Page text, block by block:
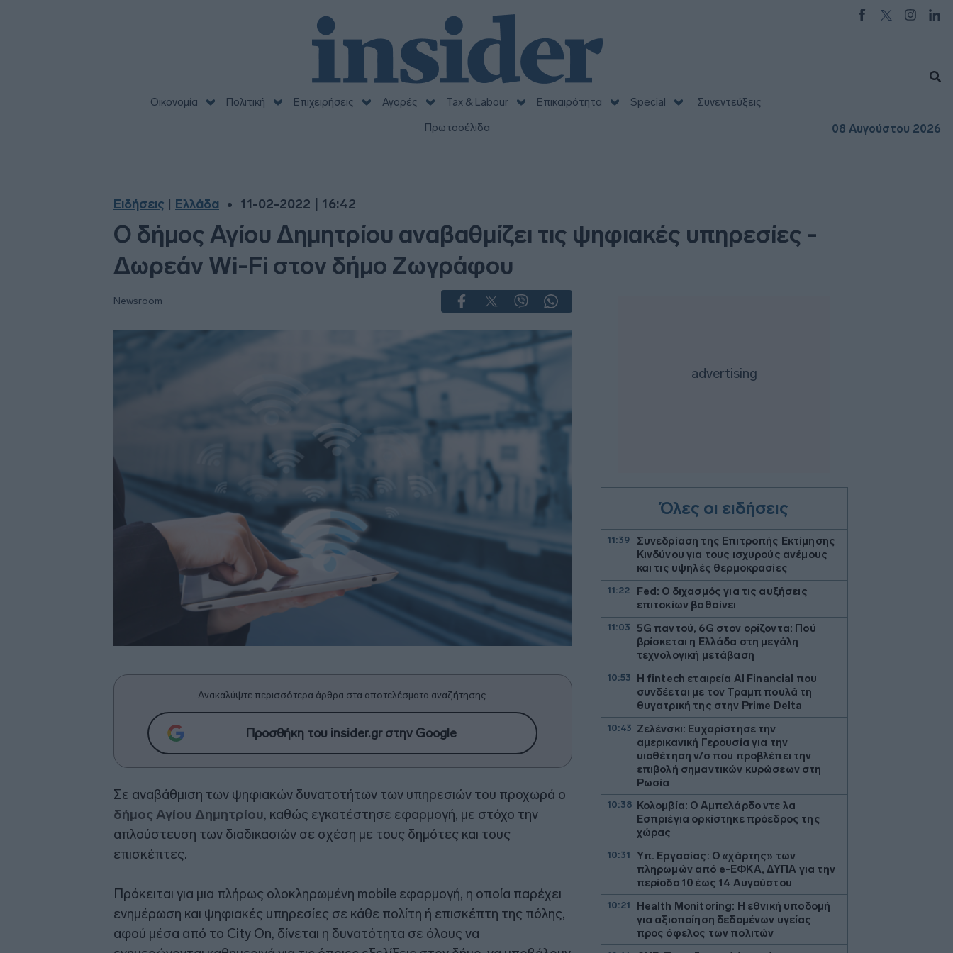
Οικονομία Πολιτική Επιχειρήσεις Αγορές Tax & Labour Επικαιρότητα Special
Συνεντεύξεις
Πρωτοσέλιδα
08 Αυγούστου 2026
Ειδήσεις Ελλάδα 11-02-2022 | 16:42
Ο δήμος Αγίου Δημητρίου αναβαθμίζει τις ψηφιακές υπηρεσίες -
Δωρεάν Wi-Fi στον δήμο Ζωγράφου
Newsroom
Ανακαλύψτε περισσότερα άρθρα στα αποτελέσματα αναζήτησης.
Προσθήκη του insider.gr στην Google
Σε αναβάθμιση των ψηφιακών δυνατοτήτων των υπηρεσιών του προχωρά ο
δήμος Αγίου Δημητρίου, καθώς εγκατέστησε εφαρμογή, με στόχο την
απλούστευση των διαδικασιών σε σχέση με τους δημότες και τους
επισκέπτες.
Πρόκειται για μια πλήρως ολοκληρωμένη mobile εφαρμογή, η οποία παρέχει
ενημέρωση και ψηφιακές υπηρεσίες σε κάθε πολίτη ή επισκέπτη της πόλης,
αφού μέσα από το City On, δίνεται η δυνατότητα σε όλους να
Όλες οι ειδήσεις
11:39
Συνεδρίαση της Επιτροπής Εκτίμησης
Κινδύνου για τους ισχυρούς ανέμους
και τις υψηλές θερμοκρασίες
11:22
Fed: Ο διχασμός για τις αυξήσεις
επιτοκίων βαθαίνει
11:03
5G παντού, 6G στον ορίζοντα: Πού
βρίσκεται η Ελλάδα στη μεγάλη
τεχνολογική μετάβαση
10:53
Η fintech εταιρεία AI Financial που
συνδέεται με τον Τραμπ πουλά τη
θυγατρική της στην Prime Delta
10:43 Ζελένσκι: Ευχαρίστησε την
αμερικανική Γερουσία για την
υιοθέτηση ν/σ που προβλέπει την
επιβολή σημαντικών κυρώσεων στη
Ρωσία
10:38 Κολομβία: Ο Αμπελάρδο ντε λα
Εσπριέγια ορκίστηκε πρόεδρος της
χώρας
10:31
Υπ. Εργασίας: Ο «χάρτης» των
πληρωμών από e-ΕΦΚΑ, ΔΥΠΑ για την
περίοδο 10 έως 14 Αυγούστου
10:21
Health Monitoring: Η εθνική υποδομή
για αξιοποίηση δεδομένων υγείας
προς όφελος των πολιτών